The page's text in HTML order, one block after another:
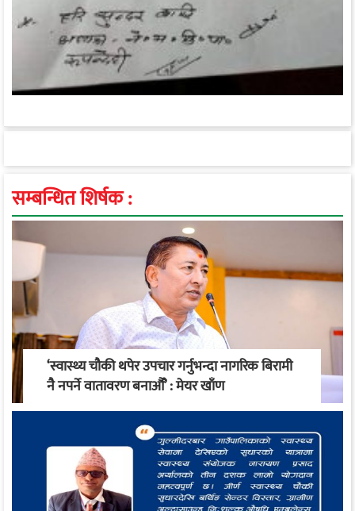
सम्बन्धित शिर्षक :
‘स्वास्थ्य चौकी थपेर उपचार गर्नुभन्दा नागरिक बिरामी
नै नपर्ने वातावरण बनाऔँ’ : मेयर खाँण